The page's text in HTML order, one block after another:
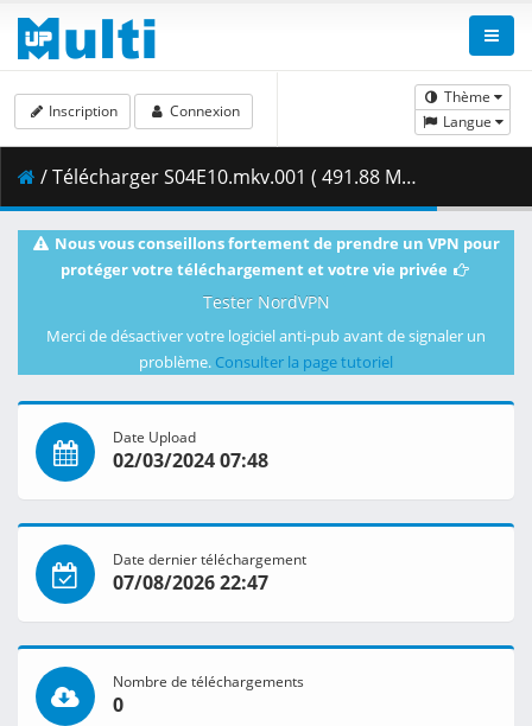
Thème
Langue
Inscription Connexion
/ Télécharger S04E10.mkv.001 ( 491.88 MB )
Nous vous conseillons fortement de prendre un VPN pour
protéger votre téléchargement et votre vie privée
Tester NordVPN
Merci de désactiver votre logiciel anti-pub avant de signaler un
problème. Consulter la page tutoriel
Date Upload
02/03/2024 07:48
Date dernier téléchargement
07/08/2026 22:47
Nombre de téléchargements
0